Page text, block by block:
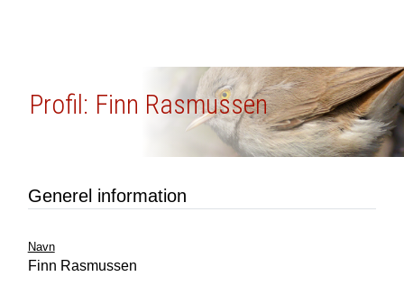
Profil: Finn Rasmussen
Generel information
Navn
Finn Rasmussen